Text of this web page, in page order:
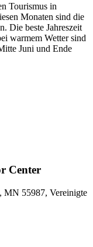
Tourismus in
Monaten sind die
Die beste Jahreszeit
warmem Wetter sind
Juni und Ende
Center
MN 55987, Vereinigte